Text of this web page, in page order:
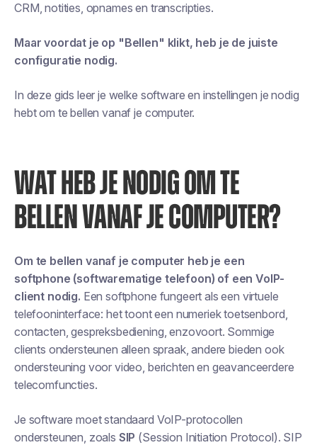
CRM, notities, opnames en transcripties.
Maar voordat je op "Bellen" klikt, heb je de juiste
configuratie nodig.
In deze gids leer je welke software en instellingen je nodig
hebt om te bellen vanaf je computer.
WAT HEB JE NODIG OM TE
BELLEN VANAF JE COMPUTER?
Om te bellen vanaf je computer heb je een
softphone (softwarematige telefoon) of een VoIP-
client nodig. Een softphone fungeert als een virtuele
telefooninterface: het toont een numeriek toetsenbord,
contacten, gespreksbediening, enzovoort. Sommige
clients ondersteunen alleen spraak, andere bieden ook
ondersteuning voor video, berichten en geavanceerdere
telecomfuncties.
Je software moet standaard VoIP-protocollen
ondersteunen, zoals SIP (Session Initiation Protocol). SIP